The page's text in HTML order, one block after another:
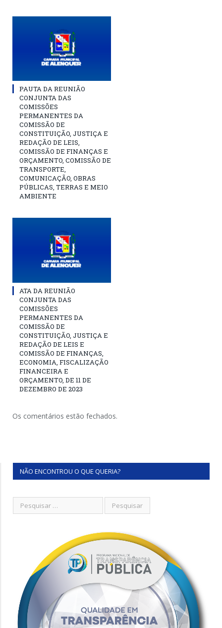
PAUTA DA REUNIÃO
CONJUNTA DAS
COMISSÕES
PERMANENTES DA
COMISSÃO DE
CONSTITUIÇÃO, JUSTIÇA E
REDAÇÃO DE LEIS,
COMISSÃO DE FINANÇAS E
ORÇAMENTO, COMISSÃO DE
TRANSPORTE,
COMUNICAÇÃO, OBRAS
PÚBLICAS, TERRAS E MEIO
AMBIENTE
ATA DA REUNIÃO
CONJUNTA DAS
COMISSÕES
PERMANENTES DA
COMISSÃO DE
CONSTITUIÇÃO, JUSTIÇA E
REDAÇÃO DE LEIS E
COMISSÃO DE FINANÇAS,
ECONOMIA, FISCALIZAÇÃO
FINANCEIRA E
ORÇAMENTO, DE 11 DE
DEZEMBRO DE 2023
Os comentários estão fechados.
NÃO ENCONTROU O QUE QUERIA?